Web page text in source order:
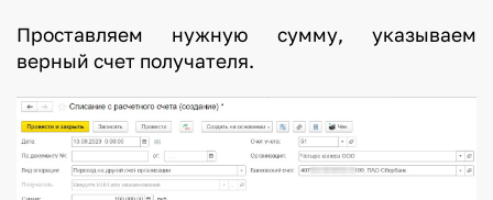
Проставляем нужную сумму, указываем
верный счет получателя.